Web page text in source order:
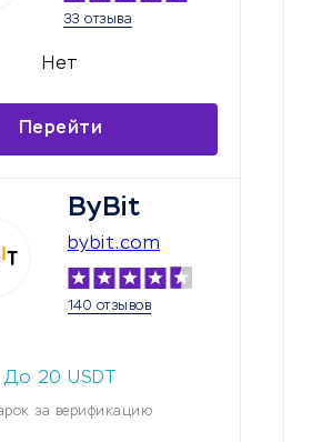
33 отзыва
Нет
Перейти
ByBit
bybit.com
140 отзывов
До 20 USDT
за верификацию